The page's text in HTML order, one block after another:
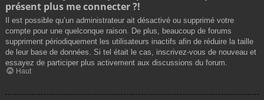
présent plus me connecter ?!
Il est possible qu’un administrateur ait désactivé ou supprimé votre
compte pour une quelconque raison. De plus, beaucoup de forums
suppriment périodiquement les utilisateurs inactifs afin de réduire la taille
de leur base de données. Si tel était le cas, inscrivez-vous de nouveau et
essayez de participer plus activement aux discussions du forum.
Haut